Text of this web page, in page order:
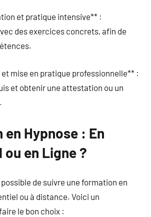
et pratique intensive** :
des exercices concrets, afin de
mise en pratique professionnelle** :
et obtenir une attestation ou un
Hypnose : En
en Ligne ?
possible de suivre une formation en
ou à distance. Voici un
le bon choix :